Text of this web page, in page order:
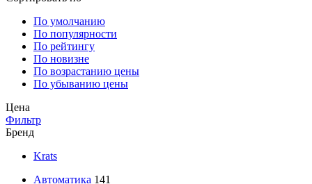
По умолчанию
По популярности
По рейтингу
По новизне
По возрастанию цены
По убыванию цены
Цена
Фильтр
Бренд
Krats
Автоматика 141